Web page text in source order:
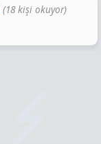
(18 kişi okuyor)